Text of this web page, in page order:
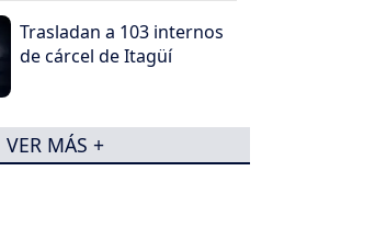
Trasladan a 103 internos
de cárcel de Itagüí
VER MÁS +